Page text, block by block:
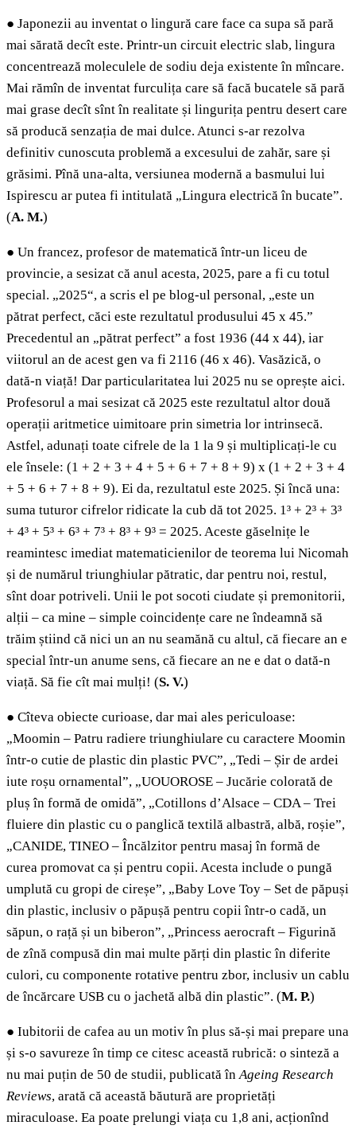
● Japonezii au inventat o lingură care face ca supa să pară
mai sărată decît este. Printr-un circuit electric slab, lingura
concentrează moleculele de sodiu deja existente în mîncare.
Mai rămîn de inventat furculița care să facă bucatele să pară
mai grase decît sînt în realitate și lingurița pentru desert care
să producă senzația de mai dulce. Atunci s-ar rezolva
definitiv cunoscuta problemă a excesului de zahăr, sare și
grăsimi. Pînă una-alta, versiunea modernă a basmului lui
Ispirescu ar putea fi intitulată „Lingura electrică în bucate”.
(A. M.)
● Un francez, profesor de matematică într-un liceu de
provincie, a sesizat că anul acesta, 2025, pare a fi cu totul
special. „2025“, a scris el pe blog-ul personal, „este un
pătrat perfect, căci este rezultatul produsului 45 x 45.”
Precedentul an „pătrat perfect” a fost 1936 (44 x 44), iar
viitorul an de acest gen va fi 2116 (46 x 46). Vasăzică, o
dată-n viață! Dar particularitatea lui 2025 nu se oprește aici.
Profesorul a mai sesizat că 2025 este rezultatul altor două
operații aritmetice uimitoare prin simetria lor intrinsecă.
Astfel, adunați toate cifrele de la 1 la 9 și multiplicați-le cu
ele însele: (1 + 2 + 3 + 4 + 5 + 6 + 7 + 8 + 9) x (1 + 2 + 3 + 4
+ 5 + 6 + 7 + 8 + 9). Ei da, rezultatul este 2025. Și încă una:
suma tuturor cifrelor ridicate la cub dă tot 2025. 1³ + 2³ + 3³
+ 4³ + 5³ + 6³ + 7³ + 8³ + 9³ = 2025. Aceste găselnițe le
reamintesc imediat matematicienilor de teorema lui Nicomah
și de numărul triunghiular pătratic, dar pentru noi, restul,
sînt doar potriveli. Unii le pot socoti ciudate și premonitorii,
alții – ca mine – simple coincidențe care ne îndeamnă să
trăim știind că nici un an nu seamănă cu altul, că fiecare an e
special într-un anume sens, că fiecare an ne e dat o dată-n
viață. Să fie cît mai mulți! (S. V.)
● Cîteva obiecte curioase, dar mai ales periculoase:
„Moomin – Patru radiere triunghiulare cu caractere Moomin
într-o cutie de plastic din plastic PVC”, „Tedi – Șir de ardei
iute roșu ornamental”, „UOUOROSE – Jucărie colorată de
pluș în formă de omidă”, „Cotillons d’Alsace – CDA – Trei
fluiere din plastic cu o panglică textilă albastră, albă, roșie”,
„CANIDE, TINEO – Încălzitor pentru masaj în formă de
curea promovat ca și pentru copii. Acesta include o pungă
umplută cu gropi de cireșe”, „Baby Love Toy – Set de păpuși
din plastic, inclusiv o păpușă pentru copii într-o cadă, un
săpun, o rață și un biberon”, „Princess aerocraft – Figurină
de zînă compusă din mai multe părți din plastic în diferite
culori, cu componente rotative pentru zbor, inclusiv un cablu
de încărcare USB cu o jachetă albă din plastic”. (M. P.)
● Iubitorii de cafea au un motiv în plus să-și mai prepare una
și s-o savureze în timp ce citesc această rubrică: o sinteză a
nu mai puțin de 50 de studii, publicată înAgeing Research
Reviews, arată că această băutură are proprietăți
miraculoase. Ea poate prelungi viața cu 1,8 ani, acționînd